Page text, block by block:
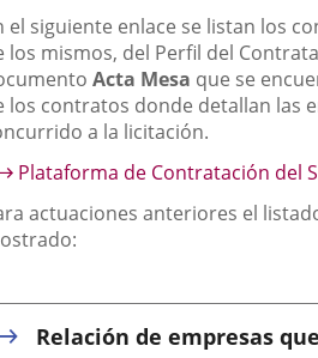
el siguiente enlace se listan los
los mismos, del Perfil del
Acta Mesa que se
los contratos donde detallan las
a la licitación.
Plataforma de Contratación del
actuaciones anteriores el
Relación de empresas